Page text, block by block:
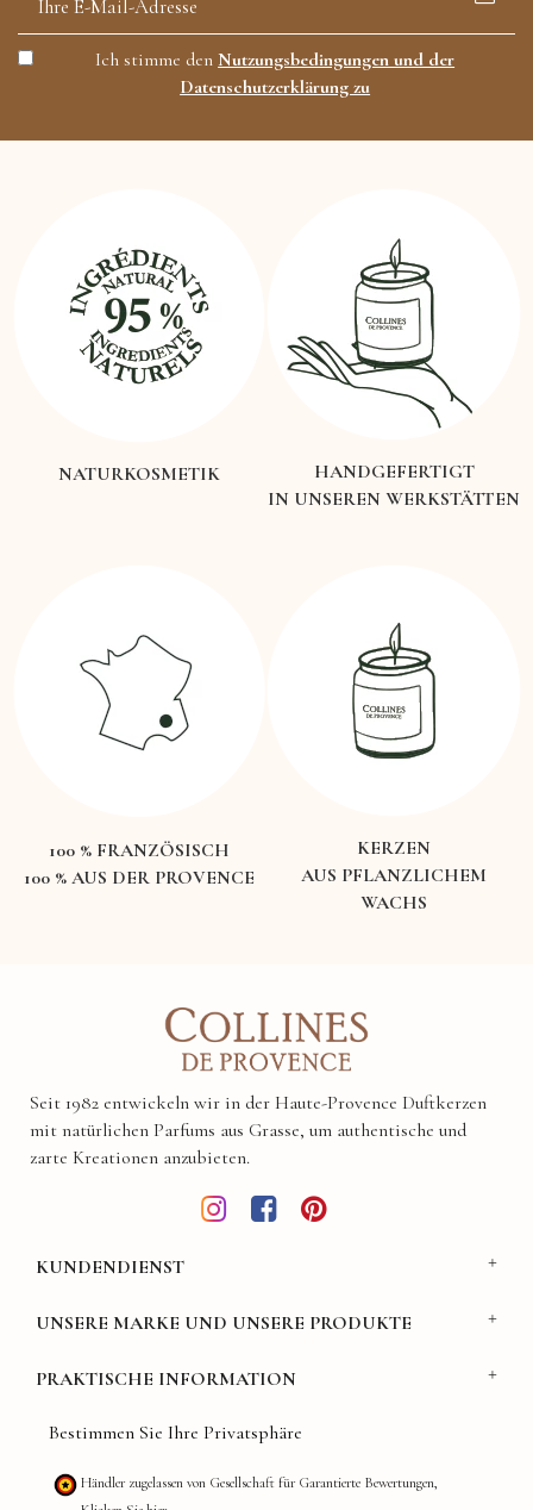
Ich stimme denNutzungsbedingungen und der
Datenschutzerklärung zu
NATURKOSMETIK
HANDGEFERTIGT
IN UNSEREN WERKSTÄTTEN
100 % FRANZÖSISCH
100 % AUS DER PROVENCE
KERZEN
AUS PFLANZLICHEM
WACHS
Seit 1982 entwickeln wir in der Haute-Provence Duftkerzen
mit natürlichen Parfums aus Grasse, um authentische und
zarte Kreationen anzubieten.
KUNDENDIENST
UNSERE MARKE UND UNSERE PRODUKTE
PRAKTISCHE INFORMATION
Bestimmen Sie Ihre Privatsphäre
Händler zugelassen von Gesellschaft für Garantierte Bewertungen,